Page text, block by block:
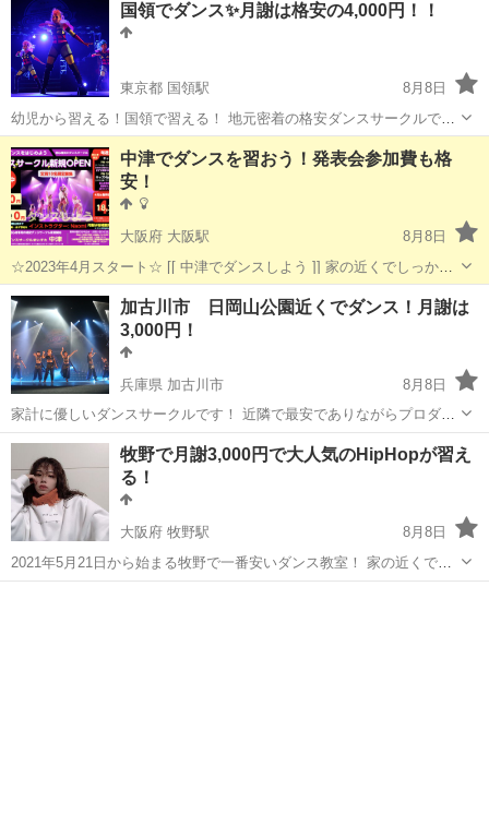
国領でダンス✨月謝は格安の4,000円！！
東京都 国領駅
8月8日
幼児から習える！国領で習える！ 地元密着の格安ダンスサークルです
未経験者大歓迎！ お友達と一緒に楽しく踊りましょう ★毎週火曜日★
17:00-17:50 リトルクラス 3才〜小3 18...
東京 調布市 国領駅 ヒップホップ サークル
中津でダンスを習おう！発表会参加費も格
安！
大阪府 大阪駅
8月8日
☆2023年4月スタート☆ [[ 中津でダンスしよう ]] 家の近くでしっかり
と練習して本格的なダンススタジオへ！ をコンセプトにしたダンス未
経験の子どもたち専用のダンスサークルです ...
大阪 大阪市 大阪駅 ヒップホップ サークル
加古川市 日岡山公園近くでダンス！月謝は
3,000円！
兵庫県 加古川市
8月8日
家計に優しいダンスサークルです！ 近隣で最安でありながらプロダン
サーにダンスを習えます！！ ぜひ来てください！ 発表会はなんと
2,000人以上が見にくるビッグイベント！ ☆毎週金曜日☆ リトルク...
兵庫 加古川市 ヒップホップ 野口
牧野で月謝3,000円で大人気のHipHopが習え
る！
大阪府 牧野駅
8月8日
2021年5月21日から始まる牧野で一番安いダンス教室！ 家の近くでし
っかりと練習して本格的なダンススタジオへ！ をコンセプトにしたダ